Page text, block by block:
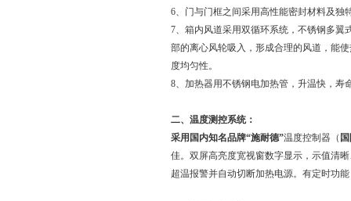
6、门与门框之间采用高性能密封材料及独
7、箱内风道采用双循环系统，不锈钢多翼
部的离心风轮吸入，形成合理的风道，能
度均匀性。
8、加热器用不锈钢电加热管，升温快，寿
二、温度测控系统：
采用国内知名品牌“施耐德”温度控制器（
佳。双屏高亮度宽视窗数字显示，示值清
超温报警并自动切断加热电源。有定时功